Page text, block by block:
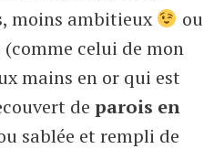
moins ambitieux
ou
celui de mon
mains en or qui est
de parois en
sablée et rempli de